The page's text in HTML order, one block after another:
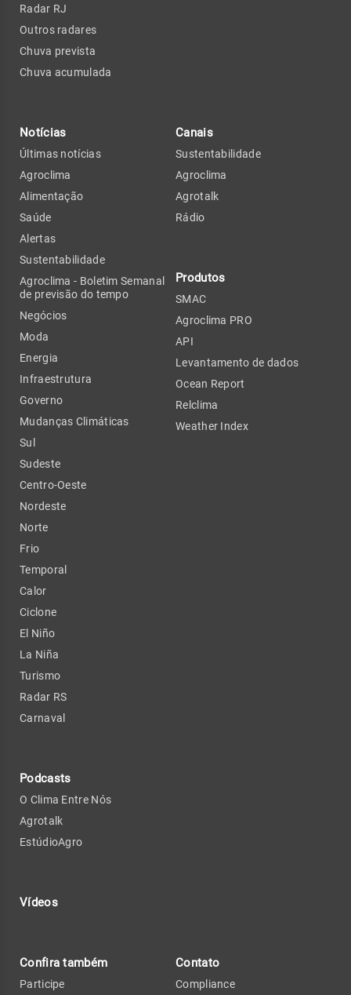
Radar RJ
Outros radares
Chuva prevista
Chuva acumulada
Notícias
Últimas notícias
Agroclima
Alimentação
Saúde
Alertas
Sustentabilidade
Agroclima - Boletim Semanal
de previsão do tempo
Negócios
Moda
Energia
Infraestrutura
Governo
Mudanças Climáticas
Sul
Sudeste
Centro-Oeste
Nordeste
Norte
Frio
Temporal
Calor
Ciclone
El Niño
La Niña
Turismo
Radar RS
Carnaval
Podcasts
O Clima Entre Nós
Agrotalk
EstúdioAgro
Vídeos
Canais
Sustentabilidade
Agroclima
Agrotalk
Rádio
Produtos
SMAC
Agroclima PRO
API
Levantamento de dados
Ocean Report
Relclima
Weather Index
Confira também
Participe
Contato
Compliance